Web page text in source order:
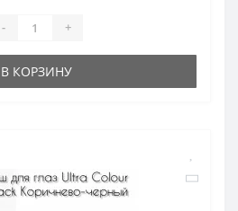
- +
В КОРЗИНУ